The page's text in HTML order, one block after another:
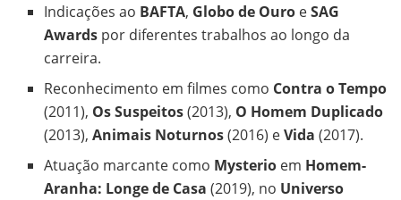
Indicações ao BAFTA, Globo de Ouro eSAG
Awards por diferentes trabalhos ao longo da
carreira.
Reconhecimento em filmes como Contra o Tempo
(2011), Os Suspeitos(2013), O Homem Duplicado
(2013),Animais Noturnos(2016) eVida (2017).
Atuação marcante como Mysterio em Homem-
Aranha: Longe de Casa (2019), no Universo